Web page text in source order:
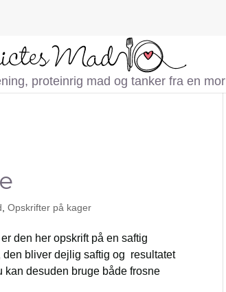
proteinrig mad og tanker fra en mor
Opskrifter på kager
den her opskrift på en saftig
bliver dejlig saftig og resultatet
desuden bruge både frosne